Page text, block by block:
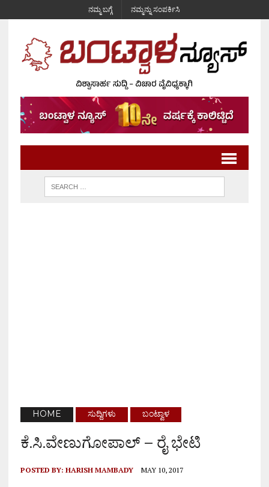
ನಮ್ಮ ಬಗ್ಗೆ ನಮ್ಮನ್ನು ಸಂಪರ್ಕಿಸಿ
HOME ಸುದ್ದಿಗಳು ಬಂಟ್ವಾಳ
ಕೆ.ಸಿ.ವೇಣುಗೋಪಾಲ್ – ರೈ ಭೇಟಿ
POSTED BY: HARISH MAMBADY MAY 10, 2017